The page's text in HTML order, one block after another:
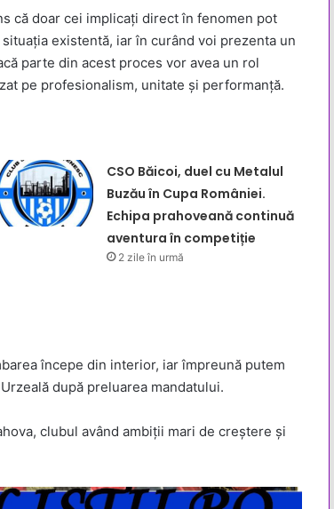
că doar cei implicați direct în fenomen pot
existentă, iar în curând voi prezenta un
parte din acest proces vor avea un rol
pe profesionalism, unitate și performanță.
CSO Băicoi, duel cu Metalul
Buzău în Cupa României.
Echipa prahoveană continuă
aventura în competiție
2 zile în urmă
începe din interior, iar împreună putem
după preluarea mandatului.
clubul având ambiții mari de creștere și